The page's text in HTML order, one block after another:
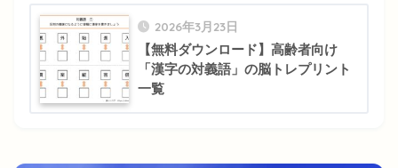
2026年3月23日
【無料ダウンロード】高齢者向け
「漢字の対義語」の脳トレプリント
一覧